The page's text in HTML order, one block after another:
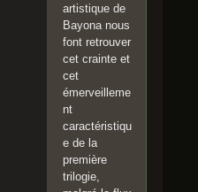
artistique de
Bayona nous
font retrouver
cet crainte et
cet
émerveilleme
nt
caractéristiqu
e de la
première
trilogie,